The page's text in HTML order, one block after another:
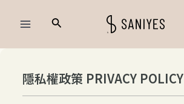
搜
隱私權政策 PRIVACY POLICY